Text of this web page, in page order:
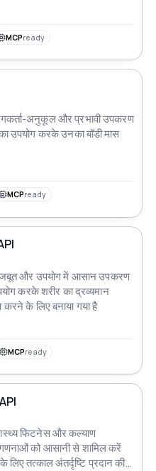
MCPready
अनुकूल और प्रभावी उपकरण
उपयोग करके उनका बॉडी मास
MCPready
और उपयोग में आसान उपकरण
करके शरीर का द्रव्यमान
के लिए बनाया गया है
MCPready
फिटनेस और कल्याण
को आसानी से शामिल करें
लिए तत्काल अंतर्दृष्टि प्रदान की